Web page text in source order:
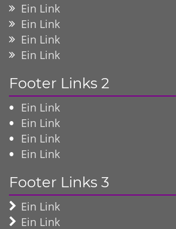
Ein Link
Ein Link
Ein Link
Ein Link
Footer Links 2
Ein Link
Ein Link
Ein Link
Ein Link
Footer Links 3
Ein Link
Ein Link